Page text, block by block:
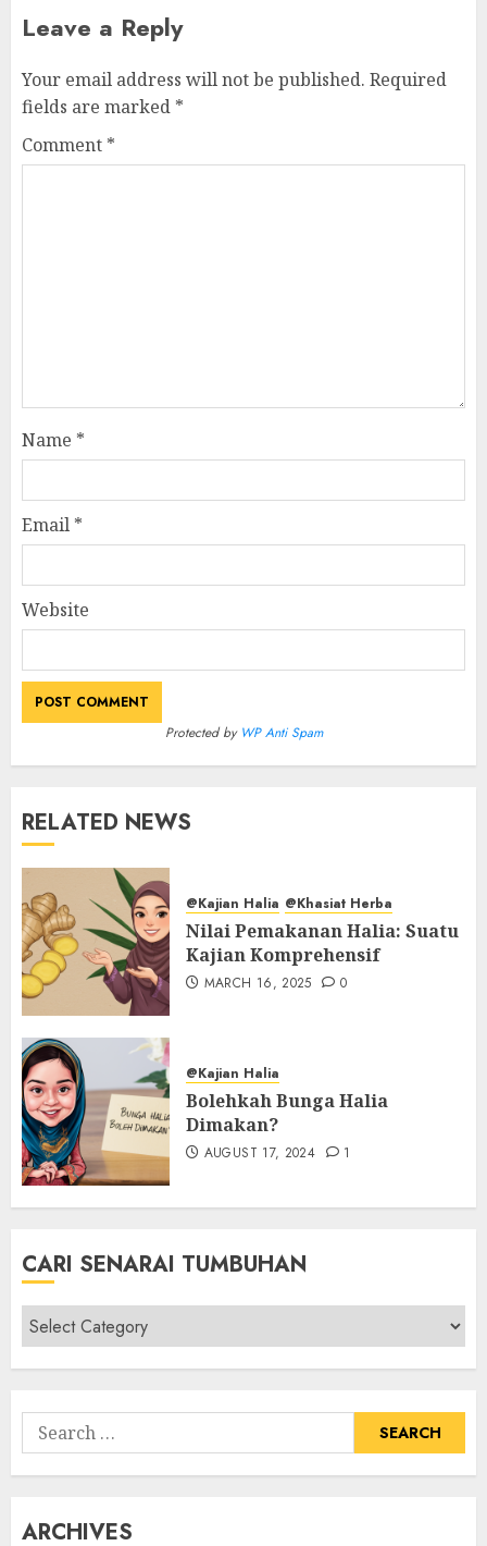
Leave a Reply
Your email address will not be published. Required
fields are marked *
Comment *
Name *
Email *
Website
Protected by WP Anti Spam
RELATED NEWS
@Kajian Halia @Khasiat Herba
Nilai Pemakanan Halia: Suatu
Kajian Komprehensif
MARCH 16, 2025 0
@Kajian Halia
Bolehkah Bunga Halia
Dimakan?
AUGUST 17, 2024 1
CARI SENARAI TUMBUHAN
Cari
Senarai
Tumbuhan
Search
for:
ARCHIVES